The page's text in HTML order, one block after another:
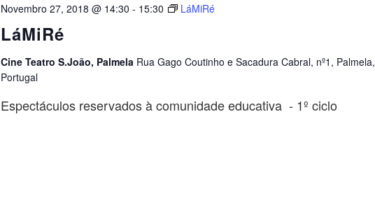
LáMiRé
Novembro 27, 2018 @ 14:30 - 15:30 LáMiRé
Cine Teatro S.João, Palmela Rua Gago Coutinho e Sacadura Cabral, nº1, Palmela,
Portugal
Espectáculos reservados à comunidade educativa - 1º ciclo